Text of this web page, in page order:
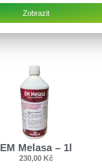
Zobrazit
EM Melasa – 1l
230,00 Kč